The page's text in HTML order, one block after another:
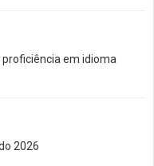
em idioma
2026